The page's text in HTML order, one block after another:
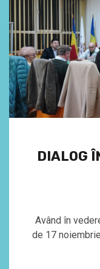
DIALOG
Având în
de 17